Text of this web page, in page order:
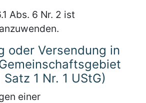
Abs. 6 Nr. 2 ist
oder Versendung in
1 Nr. 1 UStG)
einer